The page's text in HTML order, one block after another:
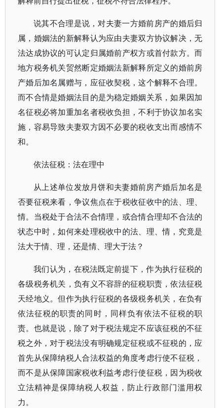
说其不合理是说，对夫妻一方婚前房产的婚后归
属，婚姻法的新解释认为应由夫妻双方协议解决，无
法达成协议的可认定归属婚前产权方或首付款方。而
地方税务机关贸然断定婚姻法新解释所定义的婚前房
产婚后加名属赠与，应征收契税，这个解释不合理。
而不合情是婚姻法目的是为稳定婚姻关系，如果因加
名征税必将加重加名者税收负担，不利于协议加名实
施，容易导致夫妻双方因不必要的税收支出而感情不
和。
依法征税：法在理中
从上述单位发放月饼和夫妻婚前房产婚后加名是
否要征税来看，争议焦点在于税收征收中的法、理、
情。当税处于合法不合情理，或合情合理却不合法的
状态中时，如何来处理税收中的法、理、情，究竟是
法大于情、理，还是情、理大于法？
我们认为，在税法既定前提下，作为执行征税的
各级税务机关，负有义不容辞的征税职责，依法征税
天经地义。但作为执行征税的各级税务机关，在负有
依法征税的职责的同时，同样负有依法不征税的职
责。也就是说，除了对于税法规定不应该征税的不征
税之外，对于税法没有明确规定征税或不征税的，应
首先从保障纳税人合法权益的角度考虑行使不征税，
而不是从保障国家税收利益考虑行使征税，因为税收
立法精神是保障纳税人权益，防止行政部门滥用权
力。